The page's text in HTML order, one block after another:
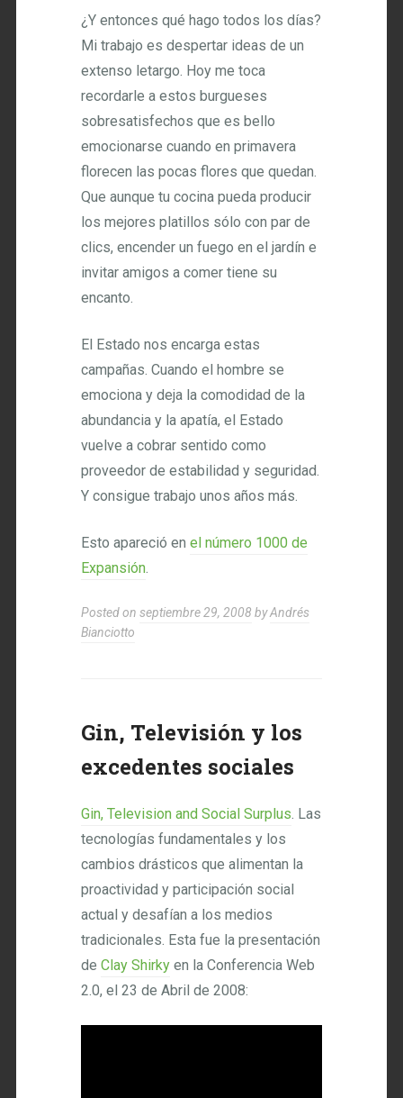
¿Y entonces qué hago todos los días?
Mi trabajo es despertar ideas de un
extenso letargo. Hoy me toca
recordarle a estos burgueses
sobresatisfechos que es bello
emocionarse cuando en primavera
florecen las pocas flores que quedan.
Que aunque tu cocina pueda producir
los mejores platillos sólo con par de
clics, encender un fuego en el jardín e
invitar amigos a comer tiene su
encanto.
El Estado nos encarga estas
campañas. Cuando el hombre se
emociona y deja la comodidad de la
abundancia y la apatía, el Estado
vuelve a cobrar sentido como
proveedor de estabilidad y seguridad.
Y consigue trabajo unos años más.
Esto apareció enel número 1000 de
Expansión.
Posted onseptiembre 29, 2008 byAndrés
Bianciotto
Gin, Televisión y los
excedentes sociales
Gin, Television and Social Surplus. Las
tecnologías fundamentales y los
cambios drásticos que alimentan la
proactividad y participación social
actual y desafían a los medios
tradicionales. Esta fue la presentación
deClay Shirky en la Conferencia Web
2.0, el 23 de Abril de 2008: